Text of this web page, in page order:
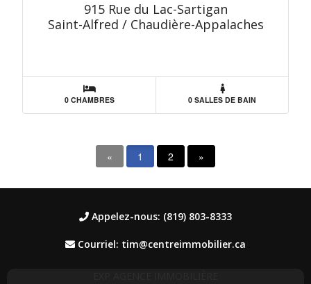
915 Rue du Lac-Sartigan
Saint-Alfred / Chaudière-Appalaches
0 CHAMBRES 0 SALLES DE BAIN
« 1 2 »
Appelez-nous: (819) 803-8333
Courriel: tim@centreimmobilier.ca